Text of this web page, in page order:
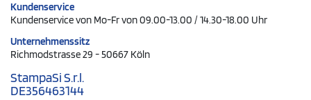
Kundenservice
Kundenservice von Mo-Fr von 09.00-13.00 / 14.30-18.00 Uhr
Unternehmenssitz
Richmodstrasse 29 - 50667 Köln
StampaSi S.r.l.
DE356463144